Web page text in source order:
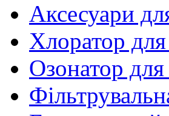
Аксесуари
Хлоратор
Озонатор